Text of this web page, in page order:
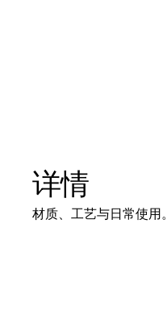
详情
材质、工艺与日常使用。